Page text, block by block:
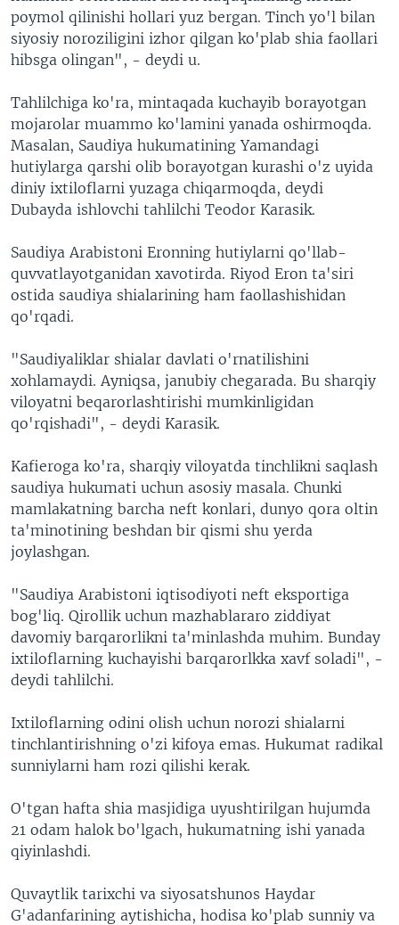
poymol qilinishi hollari yuz bergan. Tinch yo'l bilan
siyosiy noroziligini izhor qilgan ko'plab shia faollari
hibsga olingan", - deydi u.
Tahlilchiga ko'ra, mintaqada kuchayib borayotgan
mojarolar muammo ko'lamini yanada oshirmoqda.
Masalan, Saudiya hukumatining Yamandagi
hutiylarga qarshi olib borayotgan kurashi o'z uyida
diniy ixtiloflarni yuzaga chiqarmoqda, deydi
Dubayda ishlovchi tahlilchi Teodor Karasik.
Saudiya Arabistoni Eronning hutiylarni qo'llab-
quvvatlayotganidan xavotirda. Riyod Eron ta'siri
ostida saudiya shialarining ham faollashishidan
qo'rqadi.
"Saudiyaliklar shialar davlati o'rnatilishini
xohlamaydi. Ayniqsa, janubiy chegarada. Bu sharqiy
viloyatni beqarorlashtirishi mumkinligidan
qo'rqishadi", - deydi Karasik.
Kafieroga ko'ra, sharqiy viloyatda tinchlikni saqlash
saudiya hukumati uchun asosiy masala. Chunki
mamlakatning barcha neft konlari, dunyo qora oltin
ta'minotining beshdan bir qismi shu yerda
joylashgan.
"Saudiya Arabistoni iqtisodiyoti neft eksportiga
bog'liq. Qirollik uchun mazhablararo ziddiyat
davomiy barqarorlikni ta'minlashda muhim. Bunday
ixtiloflarning kuchayishi barqarorlkka xavf soladi", -
deydi tahlilchi.
Ixtiloflarning odini olish uchun norozi shialarni
tinchlantirishning o'zi kifoya emas. Hukumat radikal
sunniylarni ham rozi qilishi kerak.
O'tgan hafta shia masjidiga uyushtirilgan hujumda
21 odam halok bo'lgach, hukumatning ishi yanada
qiyinlashdi.
Quvaytlik tarixchi va siyosatshunos Haydar
G'adanfarining aytishicha, hodisa ko'plab sunniy va